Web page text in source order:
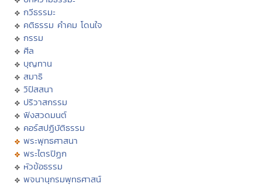
กวีธรรมะ
คติธรรม คำคม โดนใจ
กรรม
ศีล
บุญทาน
สมาธิ
วิปัสสนา
ปริวาสกรรม
ฟังสวดมนต์
คอร์สปฏิบัติธรรม
พระพุทธศาสนา
พระไตรปิฏก
หัวข้อธรรม
พจนานุกรมพุทธศาสน์